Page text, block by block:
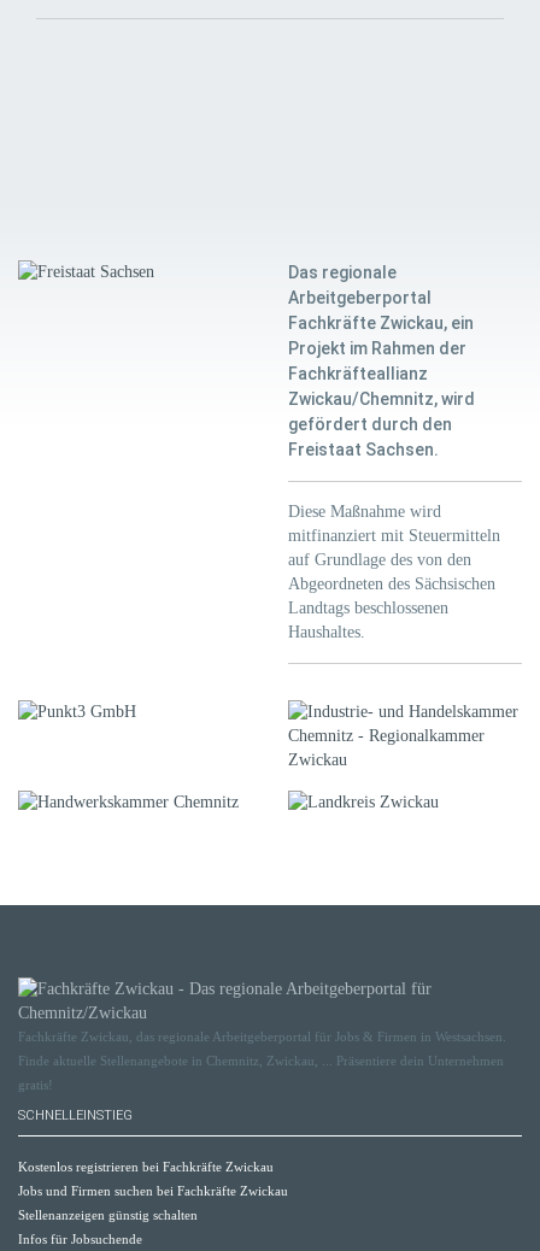
Das regionale
Arbeitgeberportal
Fachkräfte Zwickau, ein
Projekt im Rahmen der
Fachkräfteallianz
Zwickau/Chemnitz, wird
gefördert durch den
Freistaat Sachsen.
Diese Maßnahme wird
mitfinanziert mit Steuermitteln
auf Grundlage des von den
Abgeordneten des Sächsischen
Landtags beschlossenen
Haushaltes.
Fachkräfte Zwickau, das regionale Arbeitgeberportal für Jobs & Firmen in Westsachsen.
Finde aktuelle Stellenangebote in Chemnitz, Zwickau, ... Präsentiere dein Unternehmen
gratis!
SCHNELLEINSTIEG
Kostenlos registrieren bei Fachkräfte Zwickau
Jobs und Firmen suchen bei Fachkräfte Zwickau
Stellenanzeigen günstig schalten
Infos für Jobsuchende